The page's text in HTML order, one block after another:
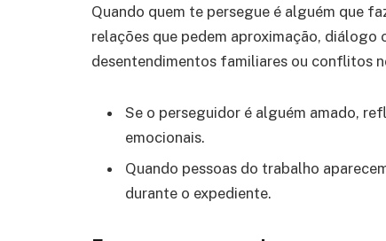
Quando quem te persegue é alguém que
relações que pedem aproximação, diálogo
desentendimentos familiares ou conflitos
Se o perseguidor é alguém amado,
emocionais.
Quando pessoas do trabalho
durante o expediente.